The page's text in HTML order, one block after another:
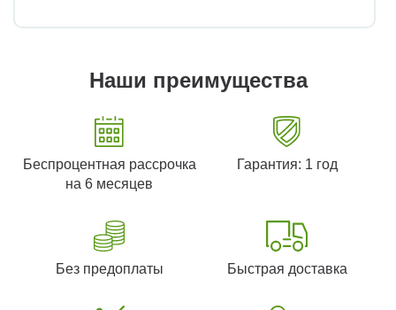
Наши преимущества
Беспроцентная рассрочка
на 6 месяцев
Гарантия: 1 год
Без предоплаты Быстрая доставка